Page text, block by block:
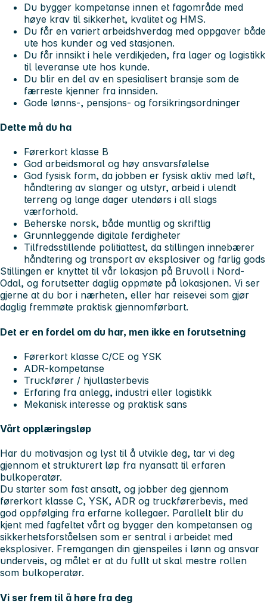
Du bygger kompetanse innen et fagområde med
høye krav til sikkerhet, kvalitet og HMS.
Du får en variert arbeidshverdag med oppgaver både
ute hos kunder og ved stasjonen.
Du får innsikt i hele verdikjeden, fra lager og logistikk
til leveranse ute hos kunde.
Du blir en del av en spesialisert bransje som de
færreste kjenner fra innsiden.
Gode lønns-, pensjons- og forsikringsordninger
Dette må du ha
Førerkort klasse B
God arbeidsmoral og høy ansvarsfølelse
God fysisk form, da jobben er fysisk aktiv med løft,
håndtering av slanger og utstyr, arbeid i ulendt
terreng og lange dager utendørs i all slags
værforhold.
Beherske norsk, både muntlig og skriftlig
Grunnleggende digitale ferdigheter
Tilfredsstillende politiattest, da stillingen innebærer
håndtering og transport av eksplosiver og farlig gods
Stillingen er knyttet til vår lokasjon på Bruvoll i Nord-
Odal, og forutsetter daglig oppmøte på lokasjonen. Vi ser
gjerne at du bor i nærheten, eller har reisevei som gjør
daglig fremmøte praktisk gjennomførbart.
Det er en fordel om du har, men ikke en forutsetning
Førerkort klasse C/CE og YSK
ADR-kompetanse
Truckfører / hjullasterbevis
Erfaring fra anlegg, industri eller logistikk
Mekanisk interesse og praktisk sans
Vårt opplæringsløp
Har du motivasjon og lyst til å utvikle deg, tar vi deg
gjennom et strukturert løp fra nyansatt til erfaren
bulkoperatør.
Du starter som fast ansatt, og jobber deg gjennom
førerkort klasse C, YSK, ADR og truckførerbevis, med
god oppfølging fra erfarne kollegaer. Parallelt blir du
kjent med fagfeltet vårt og bygger den kompetansen og
sikkerhetsforståelsen som er sentral i arbeidet med
eksplosiver. Fremgangen din gjenspeiles i lønn og ansvar
underveis, og målet er at du fullt ut skal mestre rollen
som bulkoperatør.
Vi ser frem til å høre fra deg